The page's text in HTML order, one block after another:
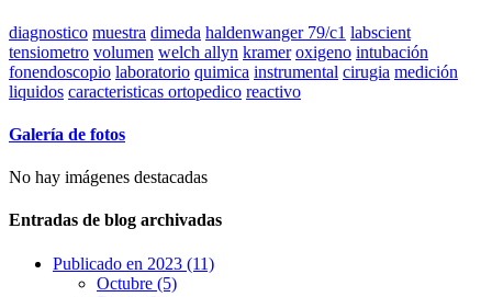
diagnostico muestra dimeda haldenwanger 79/c1 labscient
tensiometro volumen welch allyn kramer oxigeno intubación
fonendoscopio laboratorio quimica instrumental cirugia medición
liquidos caracteristicas ortopedico reactivo
Galería de fotos
No hay imágenes destacadas
Entradas de blog archivadas
Publicado en 2023 (11)
Octubre (5)